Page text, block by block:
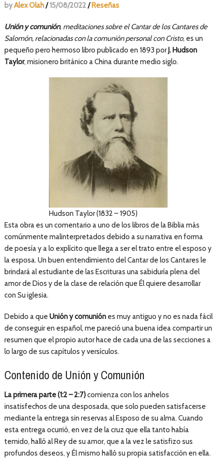
byAlex Olah/ 15/08/2022/ Reseñas
Unión y comunión, meditaciones sobre el Cantar de los Cantares de
Salomón, relacionadas con la comunión personal con Cristo, es un
pequeño pero hermoso libro publicado en 1893 porJ. Hudson
Taylor, misionero británico a China durante medio siglo.
Hudson Taylor (1832 – 1905)
Esta obra es un comentario a uno de los libros de la Biblia más
comúnmente malinterpretados debido a su narrativa en forma
de poesía y a lo explícito que llega a ser el trato entre el esposo y
la esposa. Un buen entendimiento del Cantar de los Cantares le
brindará al estudiante de las Escrituras una sabiduría plena del
amor de Dios y de la clase de relación que Él quiere desarrollar
con Su iglesia.
Debido a que Unión y comuniónes muy antiguo y no es nada fácil
de conseguir en español, me pareció una buena idea compartir un
resumen que el propio autor hace de cada una de las secciones a
lo largo de sus capítulos y versículos.
Contenido de Unión y Comunión
La primera parte (1:2 – 2:7)comienza con los anhelos
insatisfechos de una desposada, que solo pueden satisfacerse
mediante la entrega sin reservas al Esposo de su alma. Cuando
esta entrega ocurrió, en vez de la cruz que ella tanto había
temido, halló al Rey de su amor, que a la vez le satisfizo sus
profundos deseos, y Él mismo halló su propia satisfacción en ella.